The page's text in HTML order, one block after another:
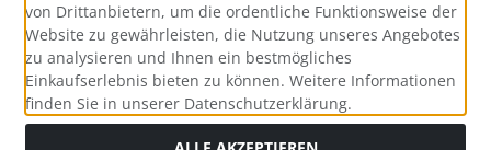
Social Media
von Drittanbietern, um die ordentliche Funktionsweise der
Website zu gewährleisten, die Nutzung unseres Angebotes
zu analysieren und Ihnen ein bestmögliches
Einkaufserlebnis bieten zu können. Weitere Informationen
finden Sie in unserer Datenschutzerklärung.